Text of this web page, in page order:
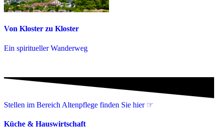
Von Kloster zu Kloster
Ein spiritueller Wanderweg
Stellen im Bereich Altenpflege finden Sie hier ☞
Küche & Hauswirtschaft